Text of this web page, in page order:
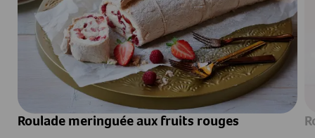
Roulade meringuée aux fruits rouges